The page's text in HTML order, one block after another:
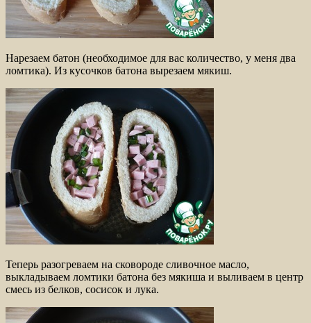
Нарезаем батон (необходимое для вас количество, у меня два
ломтика). Из кусочков батона вырезаем мякиш.
Теперь разогреваем на сковороде сливочное масло,
выкладываем ломтики батона без мякиша и выливаем в центр
смесь из белков, сосисок и лука.